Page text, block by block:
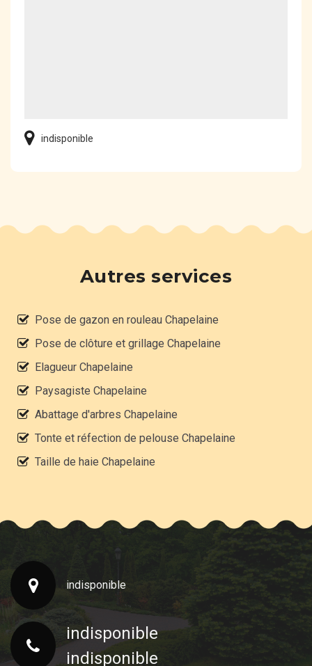
indisponible
Autres services
Pose de gazon en rouleau Chapelaine
Pose de clôture et grillage Chapelaine
Elagueur Chapelaine
Paysagiste Chapelaine
Abattage d'arbres Chapelaine
Tonte et réfection de pelouse Chapelaine
Taille de haie Chapelaine
indisponible
indisponible
indisponible